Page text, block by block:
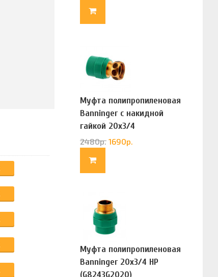
Муфта полипропиленовая
Banninger с накидной
гайкой 20х3/4
(G83322020)
2480р. 1690р.
Муфта полипропиленовая
Banninger 20х3/4 НР
(G8243G2020)